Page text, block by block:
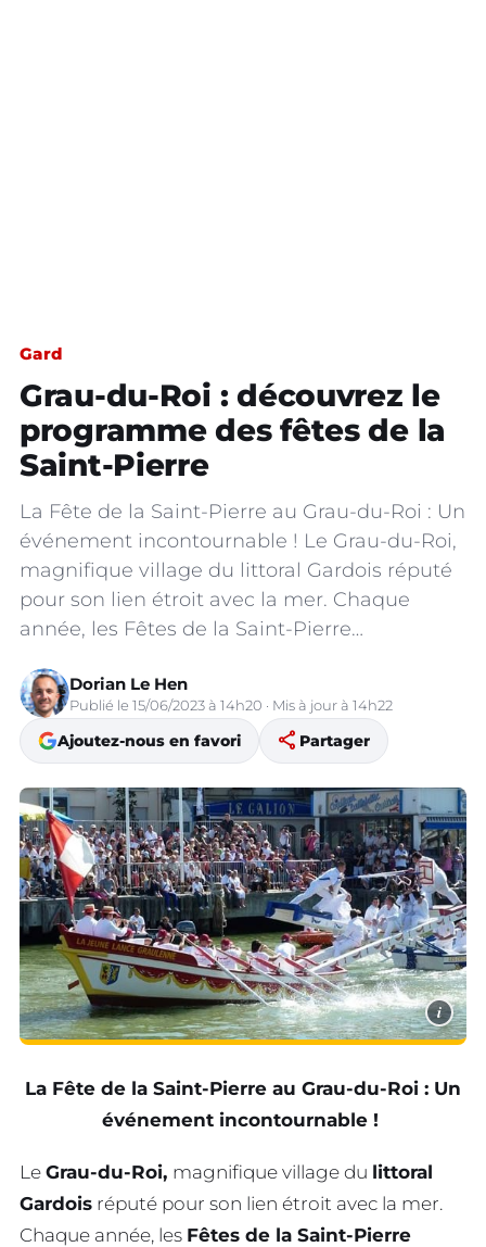
Gard
Grau-du-Roi : découvrez le
programme des fêtes de la
Saint-Pierre
La Fête de la Saint-Pierre au Grau-du-Roi : Un
événement incontournable ! Le Grau-du-Roi,
magnifique village du littoral Gardois réputé
pour son lien étroit avec la mer. Chaque
année, les Fêtes de la Saint-Pierre…
Dorian Le Hen
Publié le 15/06/2023 à 14h20 · Mis à jour à 14h22
Ajoutez-nous en favori share Partager
i
La Fête de la Saint-Pierre au Grau-du-Roi : Un
événement incontournable !
Le Grau-du-Roi, magnifique village du littoral
Gardois réputé pour son lien étroit avec la mer.
Chaque année, les Fêtes de la Saint-Pierre